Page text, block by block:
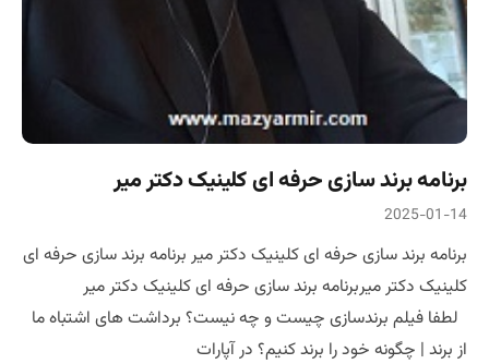
برنامه برند سازی حرفه ای کلینیک دکتر میر
2025-01-14
برنامه برند سازی حرفه ای کلینیک دکتر میر برنامه برند سازی حرفه ای
کلینیک دکتر میربرنامه برند سازی حرفه ای کلینیک دکتر میر
لطفا فیلم برندسازی چیست و چه نیست؟ برداشت های اشتباه ما
از برند | چگونه خود را برند کنیم؟ در آپارات